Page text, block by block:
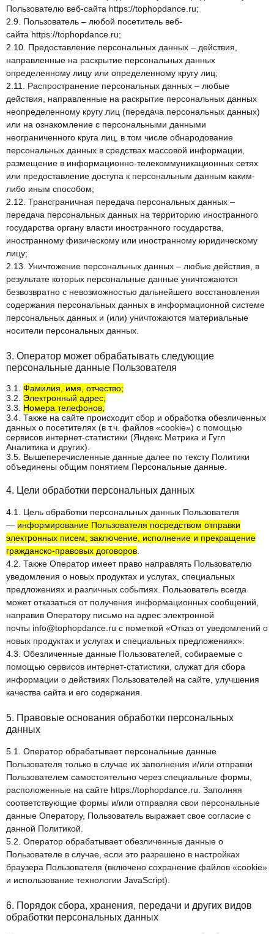
Пользователю веб-сайта https://tophopdance.ru;
2.9. Пользователь – любой посетитель веб-
сайта https://tophopdance.ru;
2.10. Предоставление персональных данных – действия,
направленные на раскрытие персональных данных
определенному лицу или определенному кругу лиц;
2.11. Распространение персональных данных – любые
действия, направленные на раскрытие персональных данных
неопределенному кругу лиц (передача персональных данных)
или на ознакомление с персональными данными
неограниченного круга лиц, в том числе обнародование
персональных данных в средствах массовой информации,
размещение в информационно-телекоммуникационных сетях
или предоставление доступа к персональным данным каким-
либо иным способом;
2.12. Трансграничная передача персональных данных –
передача персональных данных на территорию иностранного
государства органу власти иностранного государства,
иностранному физическому или иностранному юридическому
лицу;
2.13. Уничтожение персональных данных – любые действия, в
результате которых персональные данные уничтожаются
безвозвратно с невозможностью дальнейшего восстановления
содержания персональных данных в информационной системе
персональных данных и (или) уничтожаются материальные
носители персональных данных.
3. Оператор может обрабатывать следующие
персональные данные Пользователя
3.1. Фамилия, имя, отчество;
3.2. Электронный адрес;
3.3. Номера телефонов;
3.4. Также на сайте происходит сбор и обработка обезличенных
данных о посетителях (в т.ч. файлов «cookie») с помощью
сервисов интернет-статистики (Яндекс Метрика и Гугл
Аналитика и других).
3.5. Вышеперечисленные данные далее по тексту Политики
объединены общим понятием Персональные данные.
4. Цели обработки персональных данных
4.1. Цель обработки персональных данных Пользователя
— информирование Пользователя посредством отправки
электронных писем; заключение, исполнение и прекращение
гражданско-правовых договоров
4.2. Также Оператор имеет право направлять Пользователю
уведомления о новых продуктах и услугах, специальных
предложениях и различных событиях. Пользователь всегда
может отказаться от получения информационных сообщений,
направив Оператору письмо на адрес электронной
почты info@tophopdance.ru с пометкой «Отказ от уведомлений о
новых продуктах и услугах и специальных предложениях».
4.3. Обезличенные данные Пользователей, собираемые с
помощью сервисов интернет-статистики, служат для сбора
информации о действиях Пользователей на сайте, улучшения
качества сайта и его содержания.
5. Правовые основания обработки персональных
данных
5.1. Оператор обрабатывает персональные данные
Пользователя только в случае их заполнения и/или отправки
Пользователем самостоятельно через специальные формы,
расположенные на сайте https://tophopdance.ru . Заполняя
соответствующие формы и/или отправляя свои персональные
данные Оператору, Пользователь выражает свое согласие с
данной Политикой.
5.2. Оператор обрабатывает обезличенные данные о
Пользователе в случае, если это разрешено в настройках
браузера Пользователя (включено сохранение файлов «cookie»
и использование технологии JavaScript).
6. Порядок сбора, хранения, передачи и других видов
обработки персональных данных